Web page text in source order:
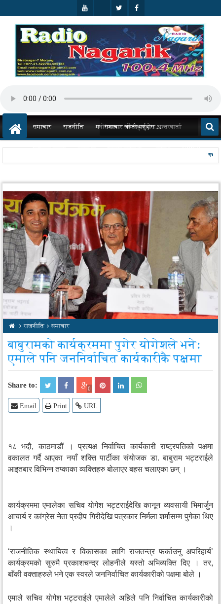
Yout
Ube
Goog
Le+
Twitt Face
Boo
K
समाचार राजनीति मनोरंजन खेलकुद अन्तरबार्ता
विचित्र संसार स्वास्थ्य विज्ञान प्रविधी अपराध VIDEO
14 Jun
2017
दोस्रो चरणमा हुन नसक्ने स्थानमा तेस्रो चरणमा निर्वाचन हुने : उपप्रधान मन्त्री गच्छदार
5:58 PM
14 Jun
2017
विश्व रक्तदाता दिवस पारेर विराटनगरमा रक्तदानकाे कार्यक्रम आयाेजना । 7:08 PM
03
राजनीति समाचार
बाबुरामको कार्यक्रममा पुगेर योगेशले भनेः
एमाले पनि जननिर्वाचित कार्यकारीकै पक्षमा
Share to: 0
URL
Print
Email
१८ भदौ, काठमाडौं । प्रत्यक्ष निर्वाचित कार्यकारी राष्ट्रपतिको पक्षमा
वकालत गर्दै आएका नयाँ शक्ति पार्टीका संयोजक डा. बाबुराम भट्टराईले
आइतबार विभिन्न तप्काका व्यक्तिहरु बोलाएर बहस चलाएका छन् ।
कार्यक्रममा एमालेका सचिव योगेश भट्टराईदेखि कानून व्यवसायी भिमार्जुन
आचार्य र कांग्रेस नेता प्रदीप गिरीदेखि पत्रकार निर्मला शर्मासम्म पुगेका थिए
।
‘राजनीतिक स्थायित्व र विकासका लागि राजतन्त्र फर्काउनु अपरिहार्य’
कार्यक्रमको सुरुमै प्रकाशचन्द्र लोहनीले यस्तो अभिव्यक्ति दिए । तर,
बाँकी वक्ताहरुले भने एक स्वरले जननिर्वाचित कार्यकारीको पक्षमा बोले ।
एमाले सचिव योगेश भट्टराईले एमालेले अहिले पनि निर्वाचित कार्यकारीको